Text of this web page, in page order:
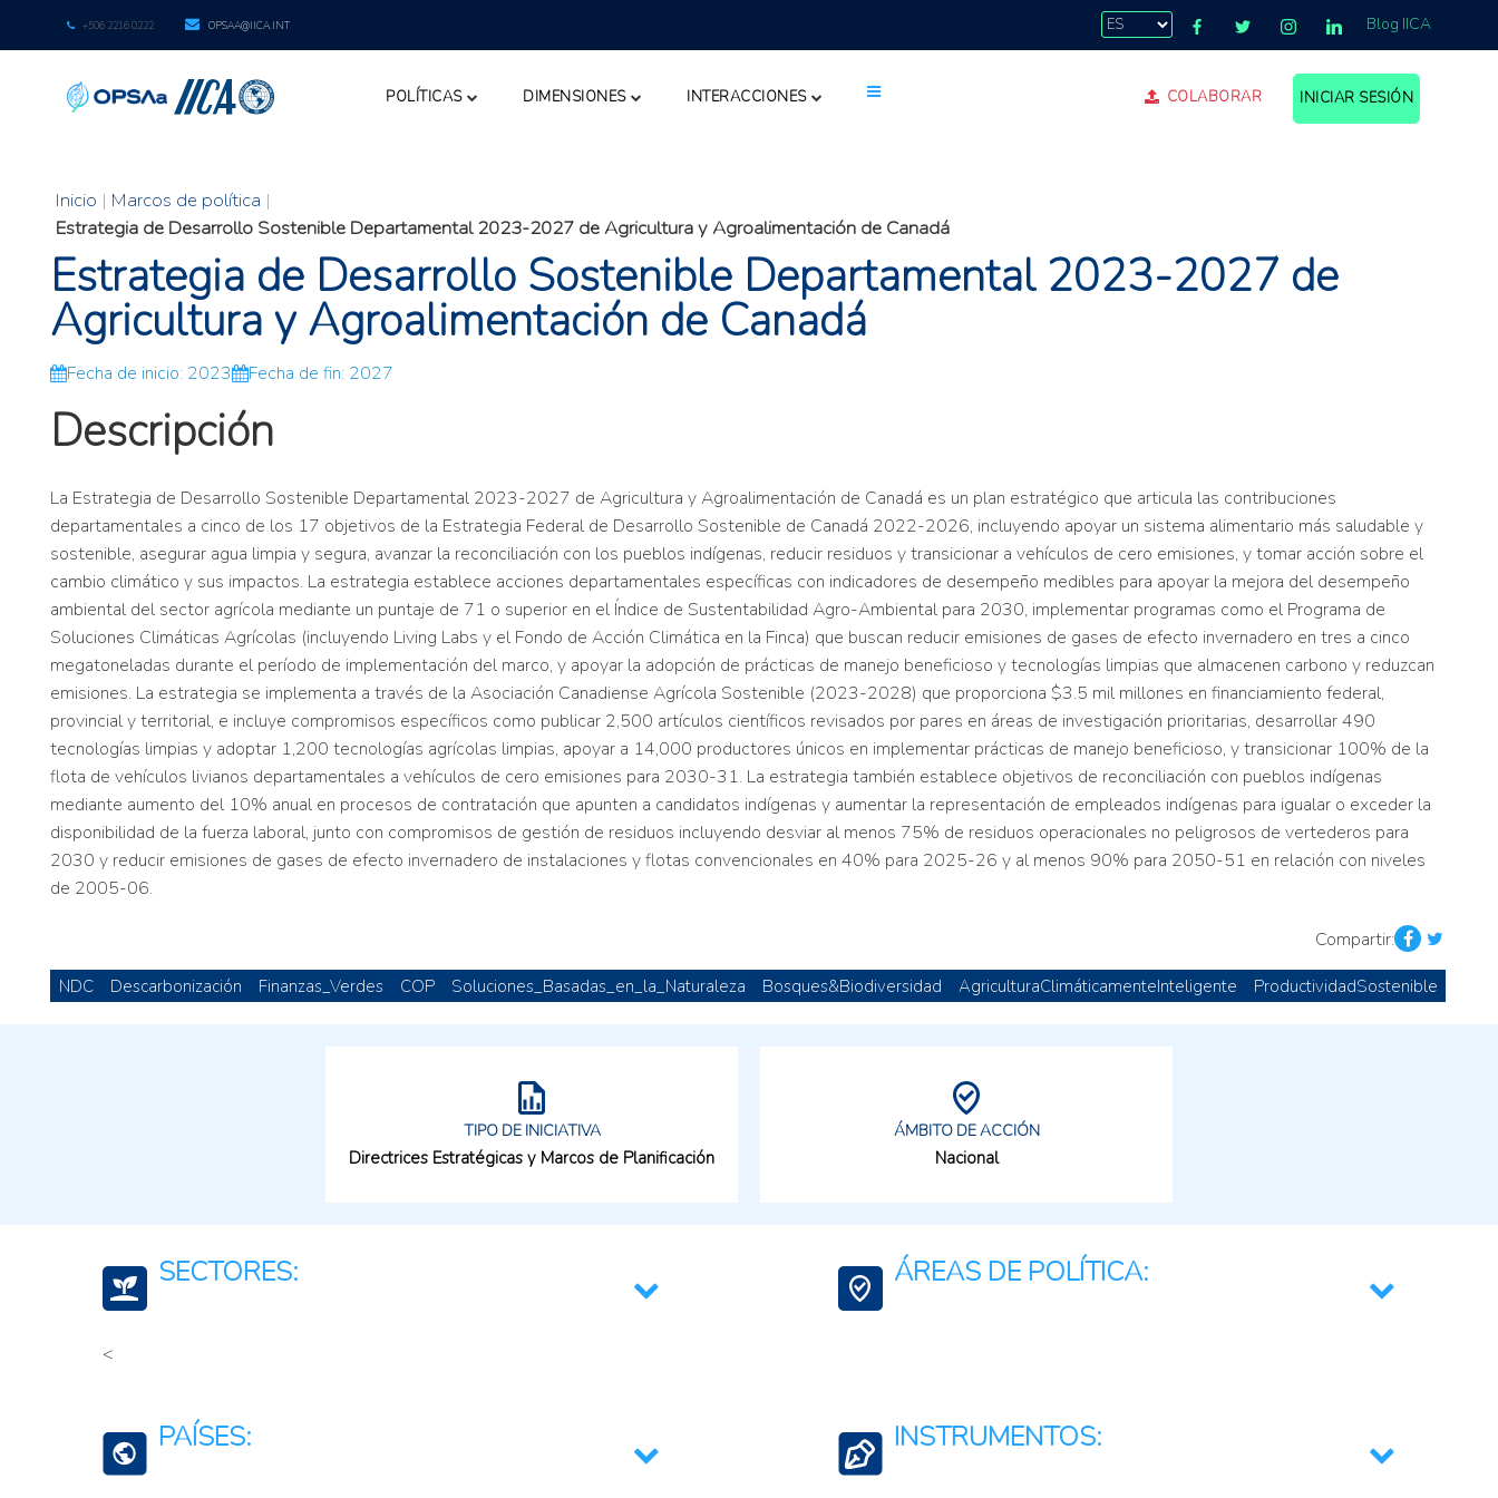
+506 2216 0222 OPSAA@IICA.INT Blog IICA
POLÍTICAS DIMENSIONES INTERACCIONES COLABORAR INICIAR SESIÓN
Inicio | Marcos de política |
Estrategia de Desarrollo Sostenible Departamental 2023-2027 de Agricultura y Agroalimentación de Canadá
Estrategia de Desarrollo Sostenible Departamental 2023-2027 de
Agricultura y Agroalimentación de Canadá
Fecha de inicio: 2023 Fecha de fin: 2027
Descripción
La Estrategia de Desarrollo Sostenible Departamental 2023-2027 de Agricultura y Agroalimentación de Canadá es un plan estratégico que articula las contribuciones
departamentales a cinco de los 17 objetivos de la Estrategia Federal de Desarrollo Sostenible de Canadá 2022-2026, incluyendo apoyar un sistema alimentario más saludable y
sostenible, asegurar agua limpia y segura, avanzar la reconciliación con los pueblos indígenas, reducir residuos y transicionar a vehículos de cero emisiones, y tomar acción sobre el
cambio climático y sus impactos. La estrategia establece acciones departamentales específicas con indicadores de desempeño medibles para apoyar la mejora del desempeño
ambiental del sector agrícola mediante un puntaje de 71 o superior en el Índice de Sustentabilidad Agro-Ambiental para 2030, implementar programas como el Programa de
Soluciones Climáticas Agrícolas (incluyendo Living Labs y el Fondo de Acción Climática en la Finca) que buscan reducir emisiones de gases de efecto invernadero en tres a cinco
megatoneladas durante el período de implementación del marco, y apoyar la adopción de prácticas de manejo beneficioso y tecnologías limpias que almacenen carbono y reduzcan
emisiones. La estrategia se implementa a través de la Asociación Canadiense Agrícola Sostenible (2023-2028) que proporciona $3.5 mil millones en financiamiento federal,
provincial y territorial, e incluye compromisos específicos como publicar 2,500 artículos científicos revisados por pares en áreas de investigación prioritarias, desarrollar 490
tecnologías limpias y adoptar 1,200 tecnologías agrícolas limpias, apoyar a 14,000 productores únicos en implementar prácticas de manejo beneficioso, y transicionar 100% de la
flota de vehículos livianos departamentales a vehículos de cero emisiones para 2030-31. La estrategia también establece objetivos de reconciliación con pueblos indígenas
mediante aumento del 10% anual en procesos de contratación que apunten a candidatos indígenas y aumentar la representación de empleados indígenas para igualar o exceder la
disponibilidad de la fuerza laboral, junto con compromisos de gestión de residuos incluyendo desviar al menos 75% de residuos operacionales no peligrosos de vertederos para
2030 y reducir emisiones de gases de efecto invernadero de instalaciones y flotas convencionales en 40% para 2025-26 y al menos 90% para 2050-51 en relación con niveles
de 2005-06.
Compartir:
NDC Descarbonización Finanzas_Verdes COP Soluciones_Basadas_en_la_Naturaleza Bosques&Biodiversidad AgriculturaClimáticamenteInteligente ProductividadSostenible
TIPO DE INICIATIVA
Directrices Estratégicas y Marcos de Planificación
ÁMBITO DE ACCIÓN
Nacional
SECTORES:
<
Agricultura, silvicultura, y productos de la pesca
Agroalimentario (total)
Ciencia, tecnología e innovación
ÁREAS DE POLÍTICA:
Agua para la agricultura
Ciencia, Tecnología e Innovación
PAÍSES: INSTRUMENTOS: